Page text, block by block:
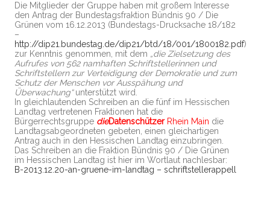
Die Mitglieder der Gruppe haben mit großem Interesse
den Antrag der Bundestagsfraktion Bündnis 90 / Die
Grünen vom 16.12.2013 (Bundestags-Drucksache 18/182
–
http://dip21.bundestag.de/dip21/btd/18/001/1800182.pdf)
zur Kenntnis genommen, mit dem „die Zielsetzung des
Aufrufes von 562 namhaften Schriftstellerinnen und
Schriftstellern zur Verteidigung der Demokratie und zum
Schutz der Menschen vor Ausspähung und
Überwachung“unterstützt wird.
In gleichlautenden Schreiben an die fünf im Hessischen
Landtag vertretenen Fraktionen hat die
Bürgerrechtsgruppe dieDatenschützer Rhein Main die
Landtagsabgeordneten gebeten, einen gleichartigen
Antrag auch in den Hessischen Landtag einzubringen.
Das Schreiben an die Fraktion Bündnis 90 / Die Grünen
im Hessischen Landtag ist hier im Wortlaut nachlesbar:
B-2013.12.20-an-gruene-im-landtag – schriftstellerappell